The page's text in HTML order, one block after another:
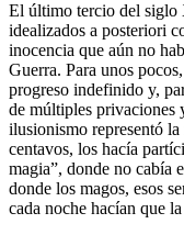
El último tercio del
idealizados a posteriori
inocencia que aún no
Guerra. Para unos
progreso indefinido y,
de múltiples privaciones
ilusionismo representó
centavos, los hacía
magia”, donde no cabía
donde los magos, esos
cada noche hacían que